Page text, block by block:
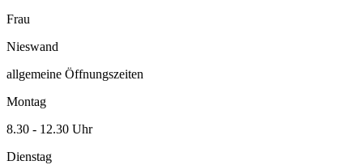
Frau
Nieswand
allgemeine Öffnungszeiten
Montag
8.30 - 12.30 Uhr
Dienstag